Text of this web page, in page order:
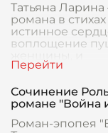
Татьяна
романа в
истинное
воплощение
Сочинение
романе "Война
Роман-эпопея